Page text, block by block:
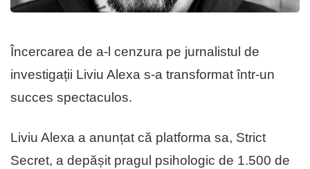
Încercarea de a-l cenzura pe jurnalistul de
investigații Liviu Alexa s-a transformat într-un
succes spectaculos.
Liviu Alexa a anunțat că platforma sa, Strict
Secret, a depășit pragul psihologic de 1.500 de